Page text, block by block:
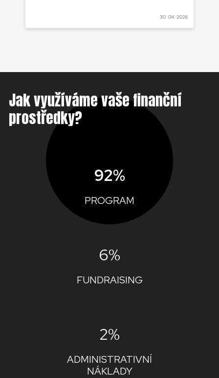
30. 04. 2026
Jak využíváme vaše finanční
prostředky?
92%
PROGRAM
6%
FUNDRAISING
2%
ADMINISTRATIVNÍ
NÁKLADY